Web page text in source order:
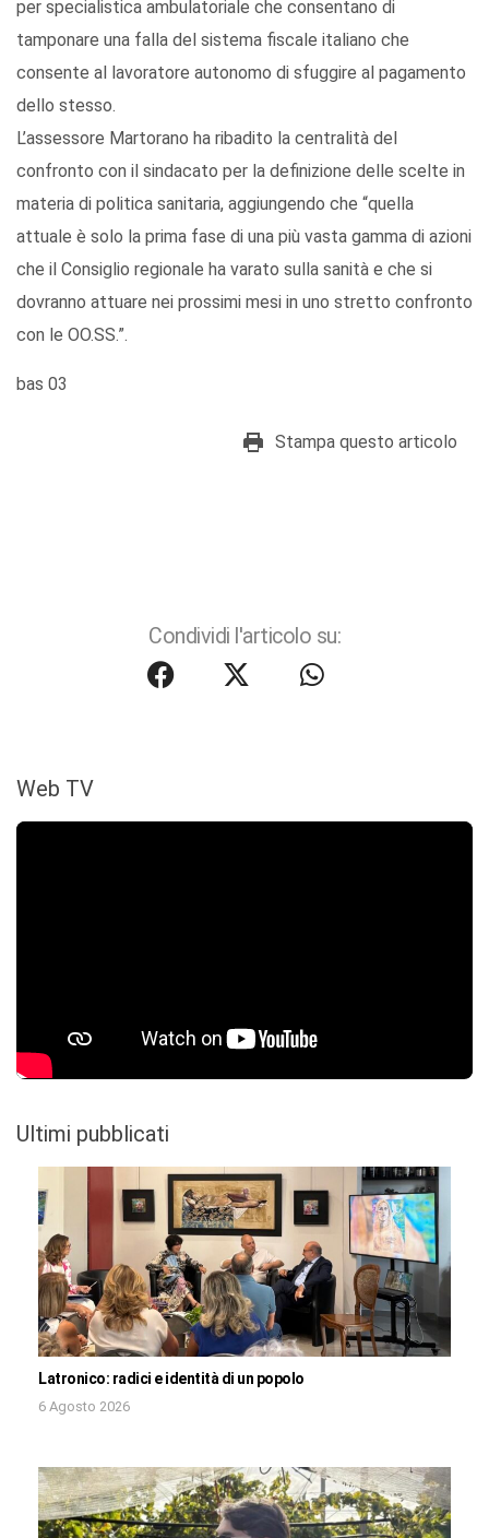
per specialistica ambulatoriale che consentano di
tamponare una falla del sistema fiscale italiano che
consente al lavoratore autonomo di sfuggire al pagamento
dello stesso.
L’assessore Martorano ha ribadito la centralità del
confronto con il sindacato per la definizione delle scelte in
materia di politica sanitaria, aggiungendo che “quella
attuale è solo la prima fase di una più vasta gamma di azioni
che il Consiglio regionale ha varato sulla sanità e che si
dovranno attuare nei prossimi mesi in uno stretto confronto
con le OO.SS.”.
bas 03
Stampa questo articolo
Condividi l'articolo su:
Web TV
Ultimi pubblicati
Latronico: radici e identità di un popolo
6 Agosto 2026